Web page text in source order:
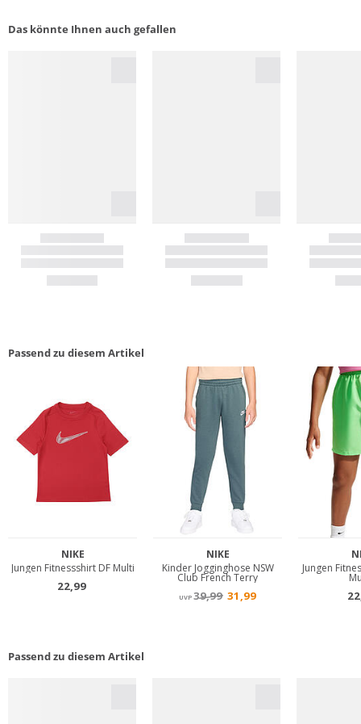
Das könnte Ihnen auch gefallen
Passend zu diesem Artikel
Passend zu diesem Artikel